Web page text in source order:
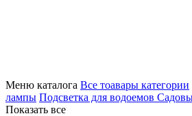
Меню каталога Все тоавары категории
лампы Подсветка для водоемов
Показать все